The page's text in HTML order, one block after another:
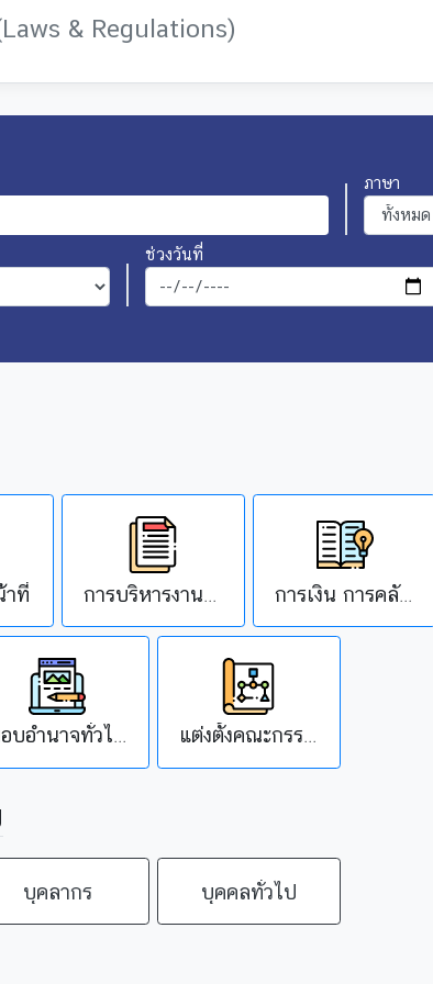
& Regulations)
ภาษา
ช่วงวันที่
าที่ การบริหารงานบุคคล/มอบอำนาจ การเงิน การคลัง การพัสดุ/มอบอำนาจ
มอบอำนาจทั่วไปและอื่นๆ แต่งตั้งคณะกรรมการ (ที่สำคัญ)
บุคลากร บุคคลทั่วไป